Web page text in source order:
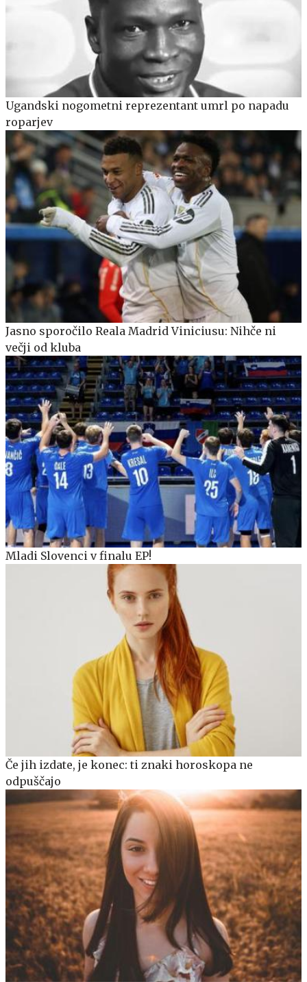
Ugandski nogometni reprezentant umrl po napadu
roparjev
Jasno sporočilo Reala Madrid Viniciusu: Nihče ni
večji od kluba
Mladi Slovenci v finalu EP!
Če jih izdate, je konec: ti znaki horoskopa ne
odpuščajo